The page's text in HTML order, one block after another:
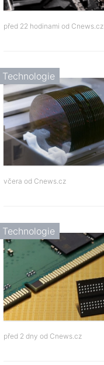
před 22 hodinami od Cnews.cz
Technologie
včera od Cnews.cz
Technologie
před 2 dny od Cnews.cz